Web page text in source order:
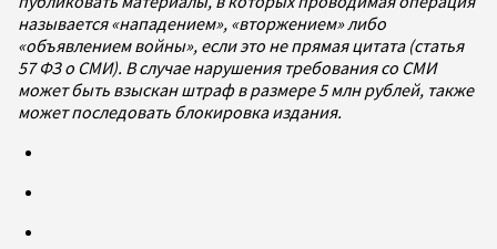
называется «нападением», «вторжением» либо
«объявлением войны», если это не прямая цитата (статья
57 ФЗ о СМИ). В случае нарушения требования со СМИ
может быть взыскан штраф в размере 5 млн рублей, также
может последовать блокировка издания.